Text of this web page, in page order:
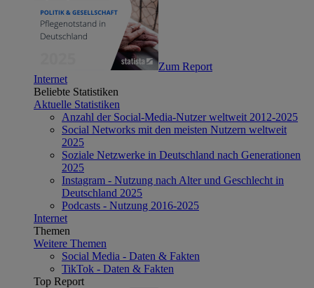
Zum Report
Internet
Beliebte Statistiken
Aktuelle Statistiken
Anzahl der Social-Media-Nutzer weltweit 2012-2025
Social Networks mit den meisten Nutzern weltweit
2025
Soziale Netzwerke in Deutschland nach Generationen
2025
Instagram - Nutzung nach Alter und Geschlecht in
Deutschland 2025
Podcasts - Nutzung 2016-2025
Internet
Themen
Weitere Themen
Social Media - Daten & Fakten
TikTok - Daten & Fakten
Top Report